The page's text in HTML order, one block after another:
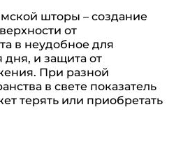
шторы – создание
от
в неудобное для
дня, и защита от
При разной
в свете показатель
терять или приобретать